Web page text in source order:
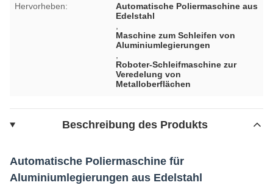
Hervorheben:
Automatische Poliermaschine aus
Edelstahl
Maschine zum Schleifen von
Aluminiumlegierungen
Roboter-Schleifmaschine zur
Veredelung von
Metalloberflächen
Beschreibung des Produkts
Automatische Poliermaschine für
Aluminiumlegierungen aus Edelstahl